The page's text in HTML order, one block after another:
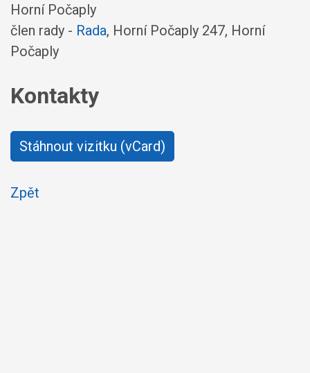
Horní Počaply
člen rady - Rada, Horní Počaply 247, Horní
Počaply
Kontakty
Stáhnout vizitku (vCard)
Zpět